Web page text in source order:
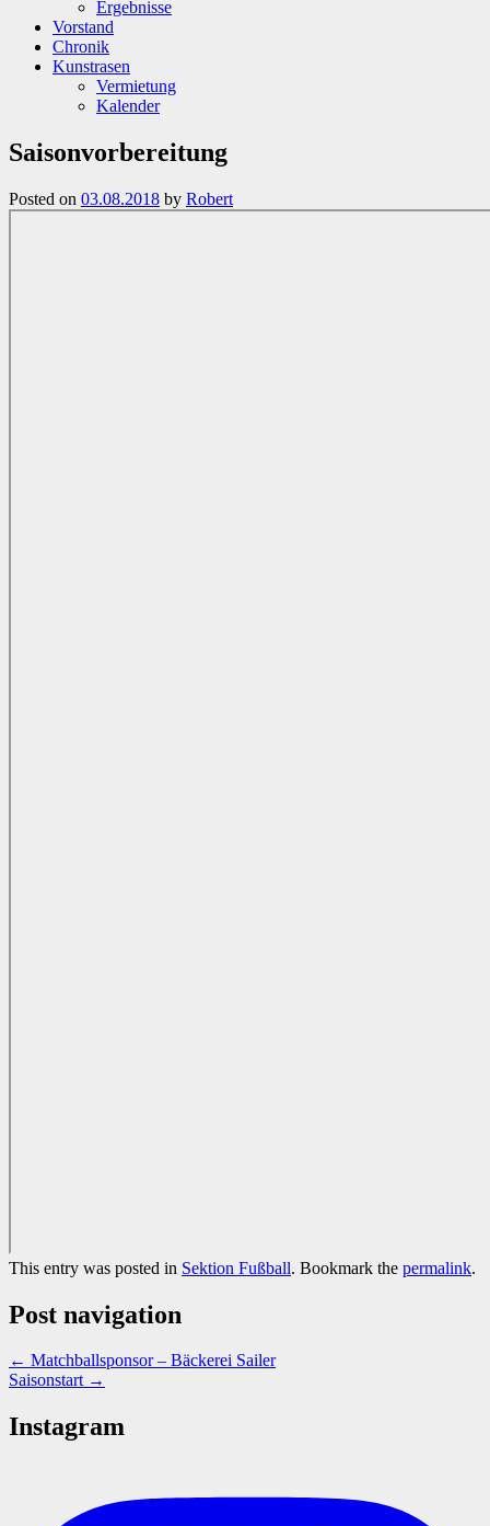
Ergebnisse
Vorstand
Chronik
Kunstrasen
Vermietung
Kalender
Saisonvorbereitung
Posted on 03.08.2018 by Robert
This entry was posted in Sektion Fußball. Bookmark the permalink.
Post navigation
← Matchballsponsor – Bäckerei Sailer
Saisonstart →
Instagram